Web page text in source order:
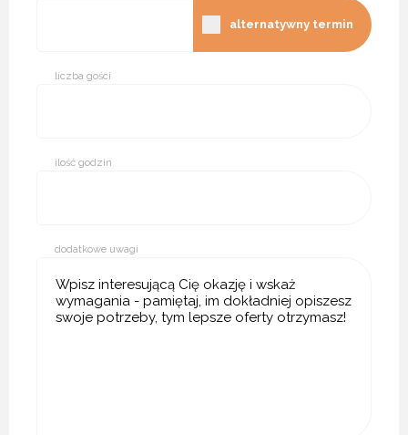
alternatywny termin
liczba gości
ilość godzin
dodatkowe uwagi